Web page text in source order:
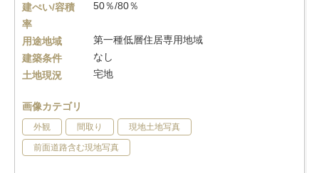
建ぺい/容積
率
50％/80％
用途地域
第一種低層住居専用地域
建築条件
なし
土地現況
宅地
画像カテゴリ
外観 間取り 現地土地写真
前面道路含む現地写真